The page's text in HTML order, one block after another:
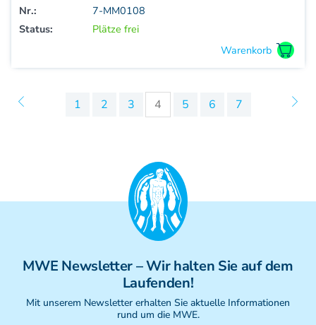
Nr.:
7-MM0108
Status:
Plätze frei
1 2 3 4 5 6 7
MWE Newsletter– Wir halten Sie auf dem
Laufenden!
Mit unserem Newsletter erhalten Sie aktuelle Informationen
rund um die MWE.